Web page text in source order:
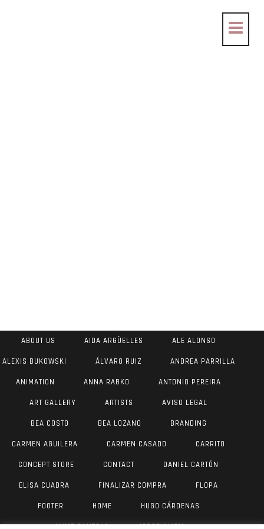
ABOUT US AIDA ARGÜELLES ALE ALONSO
ALEXIS BUKOWSKI ÁLVARO RUIZ ANDREA PARRILLA
ANIMATION ANNA RABKO ANTONIO PEREIRA
ART GALLERY ARTISTS AVISO LEGAL
BEA COSTO BEA LOZANO BRANDING
CARMEN AGUILERA CARMEN CASADO CARRITO
CONCEPT STORE CONTACT DANIEL CARTÓN
ELISA CUADRA FINALIZAR COMPRA FLOPA
FOOTER HOME HUGO CÁRDENAS
JAIME PANTOJA JORGE AIJON